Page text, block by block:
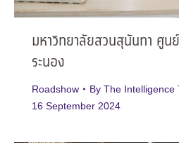
มหาวิทยาลัยสวนสุนันทา ศูน
ระนอง
Roadshow By The Intelligence
16 September 2024